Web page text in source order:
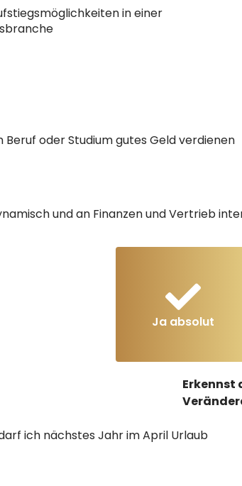
in einer
Beruf oder Studium gutes Geld verdienen
und an Finanzen und Vertrieb
Ja absolut
Erkennst
ich nächstes Jahr im April Urlaub